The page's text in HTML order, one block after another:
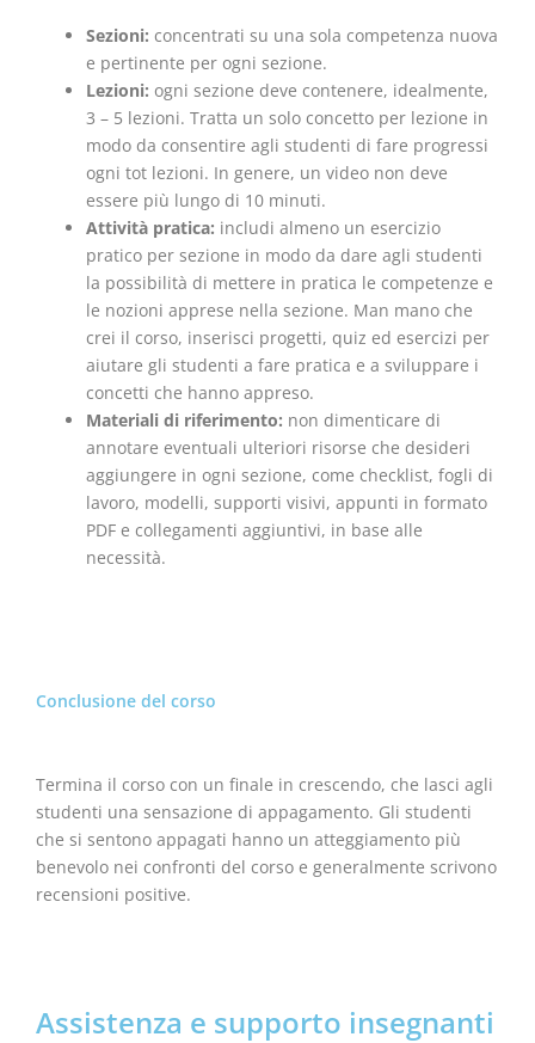
Sezioni: concentrati su una sola competenza nuova
e pertinente per ogni sezione.
Lezioni: ogni sezione deve contenere, idealmente,
3 – 5 lezioni. Tratta un solo concetto per lezione in
modo da consentire agli studenti di fare progressi
ogni tot lezioni. In genere, un video non deve
essere più lungo di 10 minuti.
Attività pratica: includi almeno un esercizio
pratico per sezione in modo da dare agli studenti
la possibilità di mettere in pratica le competenze e
le nozioni apprese nella sezione. Man mano che
crei il corso, inserisci progetti, quiz ed esercizi per
aiutare gli studenti a fare pratica e a sviluppare i
concetti che hanno appreso.
Materiali di riferimento: non dimenticare di
annotare eventuali ulteriori risorse che desideri
aggiungere in ogni sezione, come checklist, fogli di
lavoro, modelli, supporti visivi, appunti in formato
PDF e collegamenti aggiuntivi, in base alle
necessità.
Conclusione del corso
Termina il corso con un finale in crescendo, che lasci agli
studenti una sensazione di appagamento. Gli studenti
che si sentono appagati hanno un atteggiamento più
benevolo nei confronti del corso e generalmente scrivono
recensioni positive.
Assistenza e supporto insegnanti